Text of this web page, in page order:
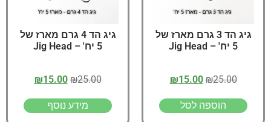
גיג הד 3 גרם מארז של
5 יח' – Jig Head
₪25.00
₪15.00
הוספה לסל
גיג הד 4 גרם מארז של
5 יח' – Jig Head
₪25.00
₪15.00
מידע נוסף